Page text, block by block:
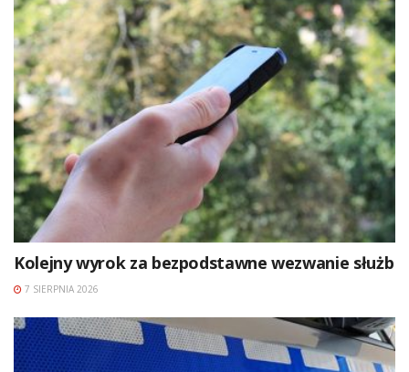
Kolejny wyrok za bezpodstawne wezwanie służb
7 SIERPNIA 2026